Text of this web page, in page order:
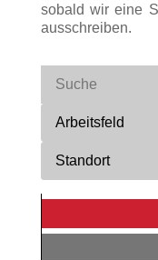
sobald wir eine
ausschreiben.
Arbeitsfeld
Standort